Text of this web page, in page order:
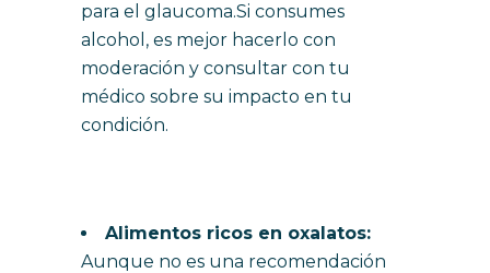
para el glaucoma.Si consumes
alcohol, es mejor hacerlo con
moderación y consultar con tu
médico sobre su impacto en tu
condición.
Alimentos ricos en oxalatos:
Aunque no es una recomendación